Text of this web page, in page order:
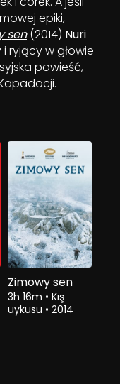
epiki,
sen(2014) Nuri
ryjący w głowie
powieść,
Zimowy sen
3h 16m • Kış
uykusu • 2014